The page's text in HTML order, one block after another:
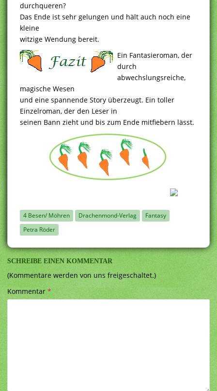
durchqueren?
Das Ende ist sehr gelungen und hält auch noch eine
kleine
witzige Wendung bereit.
Ein Fantasieroman, der
durch
abwechslungsreiche,
magische Wesen
und eine spannende Story überzeugt. Ein toller
Einzelroman, der den Leser in
seinen Bann zieht und bis zum Ende mitfiebern lässt.
4 Besen/ Möhren Drachenmond-Verlag
Fantasy
Petra Röder
SCHREIBE EINEN KOMMENTAR
(Kommentare werden von uns freigeschaltet.)
Kommentar*